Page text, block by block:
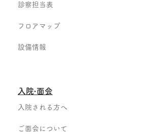
診察担当表
フロアマップ
設備情報
入院·面会
入院される方へ
ご面会について